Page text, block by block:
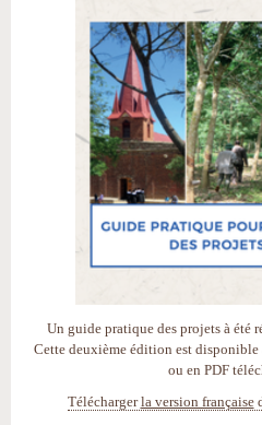
Un guide pratique des projets à été
Cette deuxième édition est disponible
ou en PDF
Téléchargerla version française